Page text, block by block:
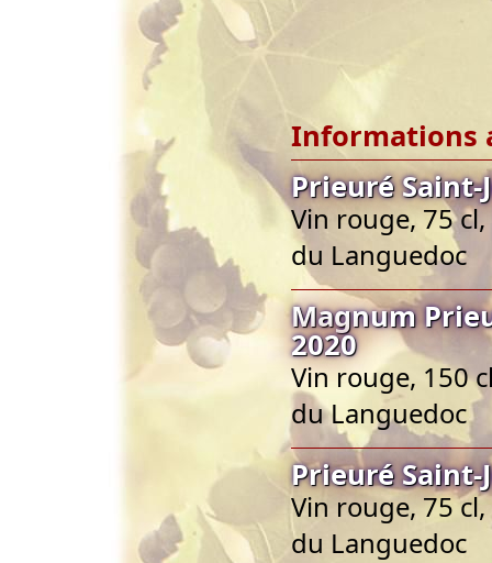
Informations
Prieuré Saint-
Vin rouge, 75
du Languedoc
Magnum
2020
Vin rouge, 150
du Languedoc
Prieuré Saint-
Vin rouge, 75
du Languedoc